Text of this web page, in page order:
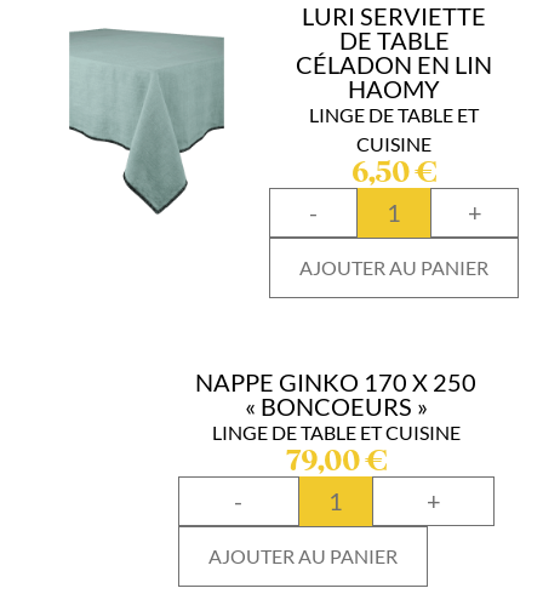
LURI SERVIETTE
DE TABLE
CÉLADON EN LIN
HAOMY
LINGE DE TABLE ET
CUISINE
6,50€
- +
AJOUTER AU PANIER
NAPPE GINKO 170 X 250
« BONCOEURS »
LINGE DE TABLE ET CUISINE
79,00€
- +
AJOUTER AU PANIER